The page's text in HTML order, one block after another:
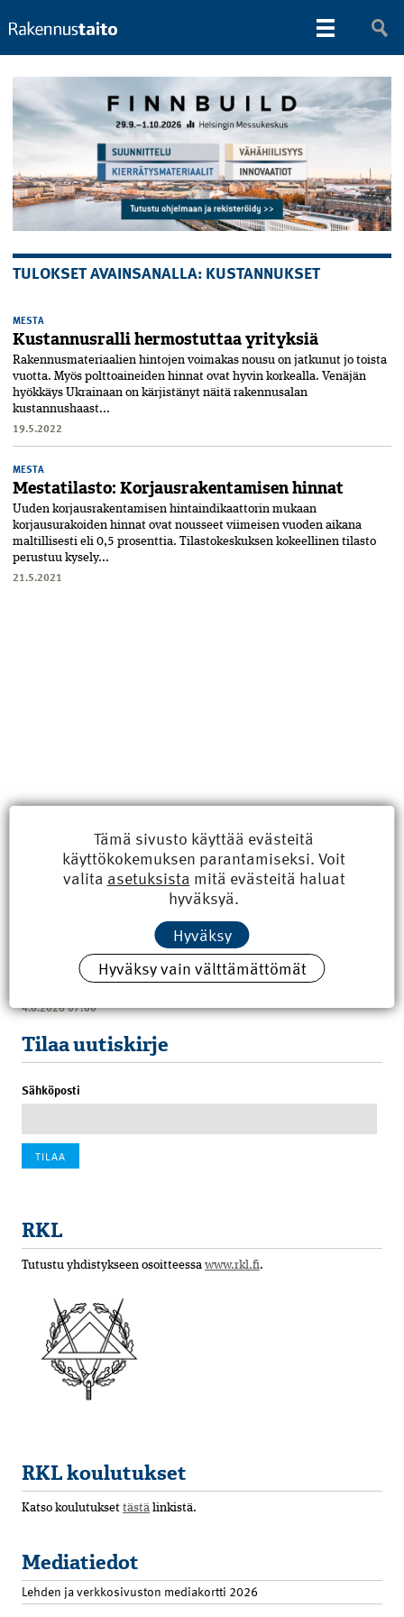
TULOKSET AVAINSANALLA: KUSTANNUKSET
MESTA
Kustannusralli hermostuttaa yrityksiä
Rakennusmateriaalien hintojen voima­kas nousu on jatkunut jo toista
vuotta. Myös polttoaineiden hinnat ovat hyvin korkealla. Venäjän
hyökkäys Ukrainaan on kärjistänyt näitä rakennusalan
kustannushaast...
19.5.2022
MESTA
Mestatilasto: Korjausrakentamisen hinnat
Uuden korjausrakentamisen hintaindikaattorin mukaan
korjausurakoiden hinnat ovat nousseet viimeisen vuoden aikana
maltillisesti eli 0,5 prosenttia. Tilastokeskuksen kokeellinen tilasto
perustuu kysely...
21.5.2021
Uusimmat
Kyberisku kiinteistötietoihin haittaisi energiarakentamista
8.6.2026 15:21
100 vuotta sitten: Rajajoen uusi rautatiesilta
4.6.2026 07:00
Tilaa uutiskirje
Sähköposti
RKL
Tutustu yhdistykseen osoitteessa www.rkl.fi.
RKL koulutukset
Katso koulutukset tästä linkistä.
Mediatiedot
Lehden ja verkkosivuston mediakortti 2026
Tämä sivusto käyttää evästeitä
käyttökokemuksen parantamiseksi. Voit
valita asetuksista mitä evästeitä haluat
hyväksyä.
Hyväksy
Hyväksy vain välttämättömät